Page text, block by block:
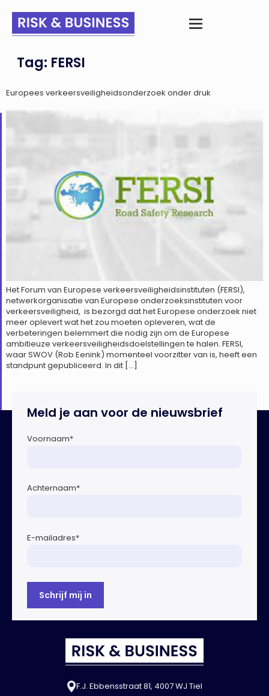
Tag: FERSI
Europees verkeersveiligheidsonderzoek onder druk
Het Forum van Europese verkeersveiligheidsinstituten (FERSI),
netwerkorganisatie van Europese onderzoeksinstituten voor
verkeersveiligheid, is bezorgd dat het Europese onderzoek niet
meer oplevert wat het zou moeten opleveren, wat de
verbeteringen belemmert die nodig zijn om de Europese
ambitieuze verkeersveiligheidsdoelstellingen te halen. FERSI,
waar SWOV (Rob Eenink) momenteel voorzitter van is, heeft een
standpunt gepubliceerd. In dit […]
Meld je aan voor de nieuwsbrief
Voornaam*
Achternaam*
E-mailadres*
F.J. Ebbensstraat 81, 4007 WJ Tiel